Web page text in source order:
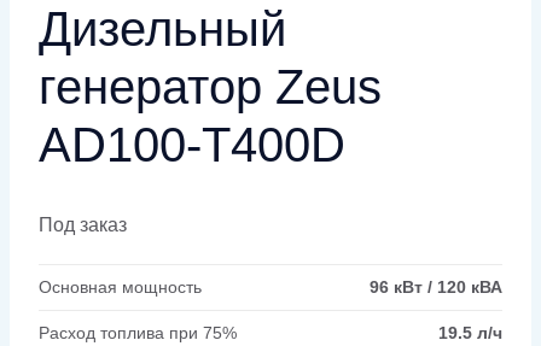
Дизельный
генератор Zeus
AD100-T400D
Под заказ
Основная мощность 96 кВт / 120 кВА
Расход топлива при 75% 19.5 л/ч